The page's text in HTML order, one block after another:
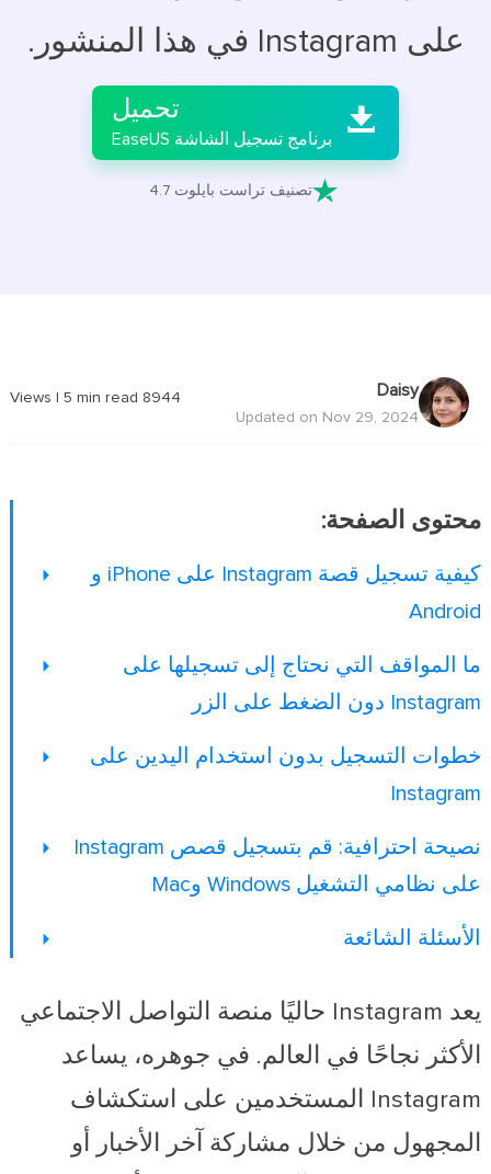
على Instagram في هذا المنشور.

 تحميل
برنامج تسجيل الشاشة EaseUS
تصنيف تراست بايلوت 4.7
Daisy
Updated on Nov 29, 2024
8944
| 5 min read
محتوى الصفحة:
كيفية تسجيل قصة Instagram على iPhone و
Android
ما المواقف التي نحتاج إلى تسجيلها على
Instagram دون الضغط على الزر
خطوات التسجيل بدون استخدام اليدين على
Instagram
نصيحة احترافية: قم بتسجيل قصص Instagram
على نظامي التشغيل Windows وMac
الأسئلة الشائعة
يعد Instagram حاليًا منصة التواصل الاجتماعي
الأكثر نجاحًا في العالم. في جوهره، يساعد
Instagram المستخدمين على استكشاف
المجهول من خلال مشاركة آخر الأخبار أو